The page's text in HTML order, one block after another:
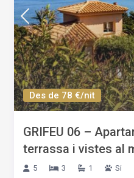
Des de 78 €/nit
GRIFEU 06 –
terrassa i vistes al
5 3 1 Si